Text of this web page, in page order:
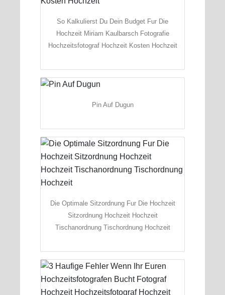
So Kalkulierst Du Dein Budget Fur Die
Hochzeit Miriam Kaulbarsch Fotografie
Hochzeitsfotograf Hochzeit Kosten Hochzeit
Pin Auf Dugun
Die Optimale Sitzordnung Fur Die Hochzeit
Sitzordnung Hochzeit Hochzeit
Tischanordnung Tischordnung Hochzeit